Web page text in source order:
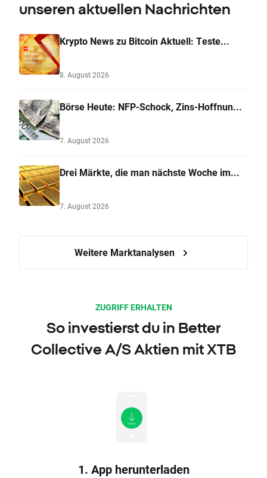
unseren aktuellen Nachrichten
Krypto News zu Bitcoin Aktuell: Teste...
8. August 2026
Börse Heute: NFP-Schock, Zins-Hoffnun...
7. August 2026
Drei Märkte, die man nächste Woche im...
7. August 2026
Weitere Marktanalysen
ZUGRIFF ERHALTEN
So investierst du in Better
Collective A/S Aktien mit XTB
1. App herunterladen